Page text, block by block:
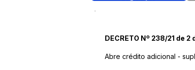
DECRETO Nº 238/21 de
Abre crédito adicional -